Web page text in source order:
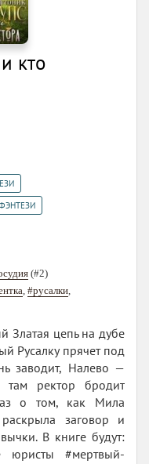
кто
(#2)
, #русалки,
Златая цепь на дубе
Русалку прячет под
заводит, Налево —
там ректор бродит
о том, как Мила
заговор и
В книге будут:
юристы #мертвый-